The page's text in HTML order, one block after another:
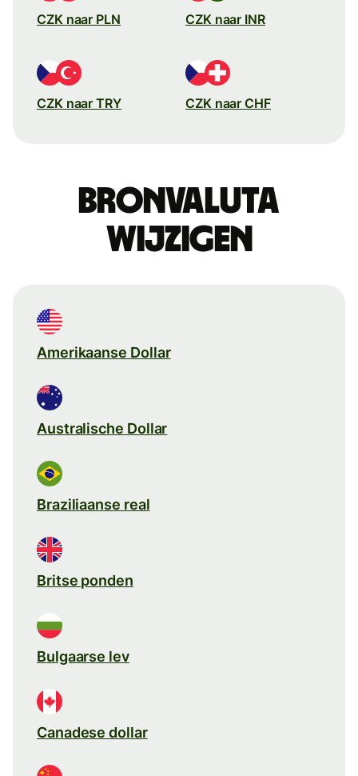
CZK naar PLN CZK naar INR
CZK naar TRY CZK naar CHF
Bronvaluta
wijzigen
Amerikaanse Dollar
Australische Dollar
Braziliaanse real
Britse ponden
Bulgaarse lev
Canadese dollar